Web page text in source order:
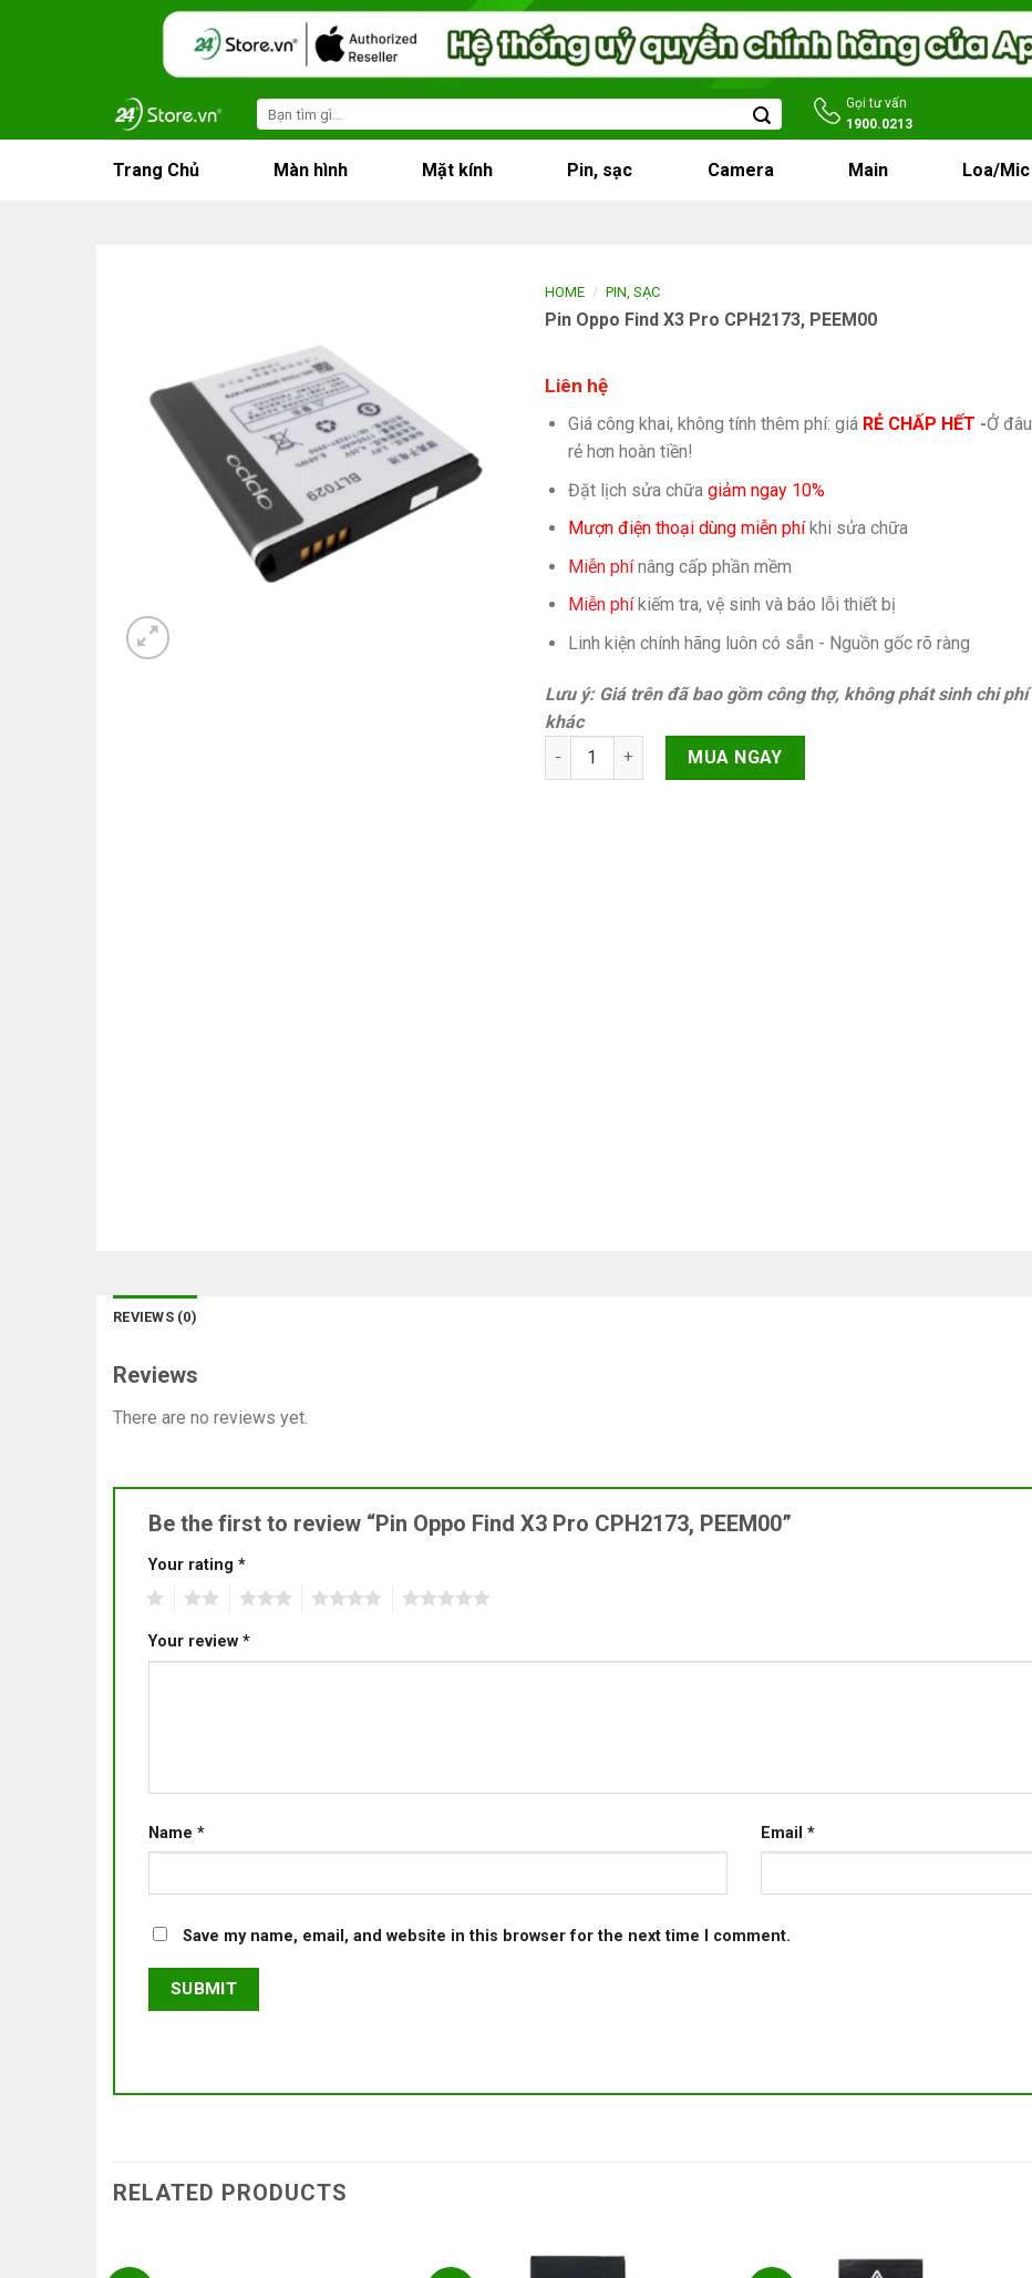
Search
for:
Gọi tư vấn
1900.0213
Trang Chủ Màn hình Mặt kính Pin, sạc Camera Main Loa/Mic
HOME / PIN, SẠC
Pin Oppo Find X3 Pro CPH2173, PEEM00
Liên hệ
Giá công khai, không tính thêm phí: giá RẺ CHẤP HẾT -Ở đâu
rẻ hơn hoàn tiền!
Đặt lịch sửa chữa giảm ngay 10%
Mượn điện thoại dùng miễn phíkhi sửa chữa
Miễn phínâng cấp phần mềm
Miễn phíkiếm tra, vệ sinh và báo lỗi thiết bị
Linh kiện chính hãng luôn có sẵn - Nguồn gốc rõ ràng
Lưu ý: Giá trên đã bao gồm công thợ, không phát sinh chi phí
khác
Pin Oppo Find X3 Pro CPH2173, PEEM00 quantity
MUA NGAY
REVIEWS (0)
Reviews
There are no reviews yet.
Be the first to review “Pin Oppo Find X3 Pro CPH2173, PEEM00”
Your rating *
Your review *
Name * Email *
Save my name, email, and website in this browser for the next time I comment.
RELATED PRODUCTS